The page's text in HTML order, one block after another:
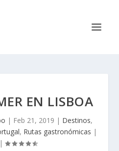
EN LISBOA
| Feb 21, 2019 | Destinos,
, Rutas gastronómicas |
|